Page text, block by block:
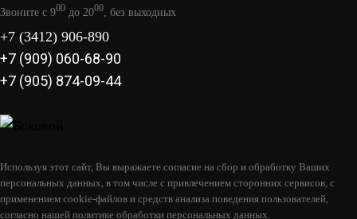
Звоните с 900 до 2000 , без выходных
+7 (3412) 906-890
+7 (909) 060-68-90
+7 (905) 874-09-44
Используя этот сайт, Вы выражаете согласие на сбор и обработку Ваших
персональных данных, в том числе с привлечением сторонних сервисов, с
применением cookie-файлов и средств анализа поведения пользователей,
согласно нашей политике обработки персональных данных.